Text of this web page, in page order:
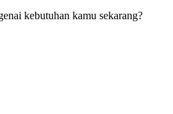
kebutuhan kamu sekarang?